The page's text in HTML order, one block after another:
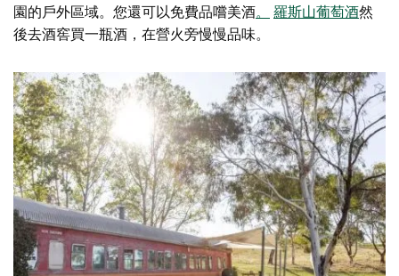
園的戶外區域。您還可以免費品嚐美酒。 羅斯山葡萄酒然
後去酒窖買一瓶酒，在營火旁慢慢品味。